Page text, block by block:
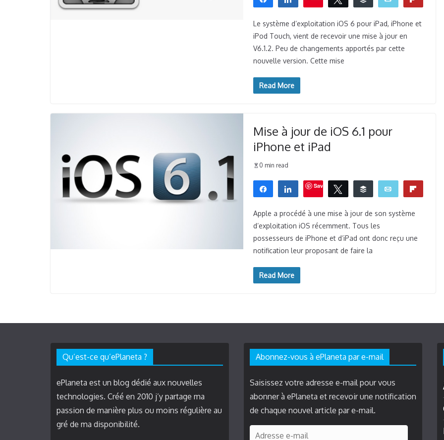
PARTAGES
Le système d’exploitation iOS 6 pour iPad, iPhone et
iPod Touch, vient de recevoir une mise à jour en
V6.1.2. Peu de changements apportés par cette
nouvelle version. Cette mise
Read More
Mise à jour de iOS 6.1 pour
iPhone et iPad
0 min read
Partagez Partagez
Save Tweetez Buffer Email
Apple a procédé à une mise à jour de son système
d’exploitation iOS récemment. Tous les
possesseurs de iPhone et d’iPad ont donc reçu une
notification leur proposant de faire la
Read More
Qu’est-ce qu’ePlaneta ?
ePlaneta est un blog dédié aux nouvelles
technologies. Créé en 2010 j’y partage ma
passion de manière plus ou moins régulière au
gré de ma disponibilité.
Abonnez-vous à ePlaneta par e-mail
Saisissez votre adresse e-mail pour vous
abonner à ePlaneta et recevoir une notification
de chaque nouvel article par e-mail.